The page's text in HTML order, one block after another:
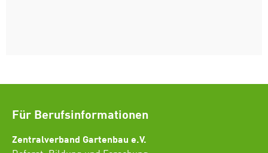
Für Berufsinformationen
Zentralverband Gartenbau e.V.